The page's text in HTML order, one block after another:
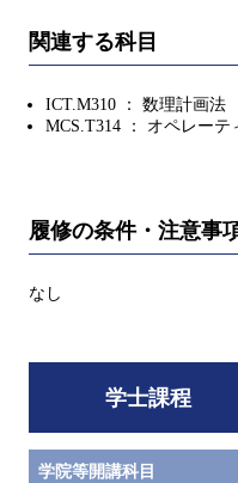
関連する科目
ICT.M310 ： 数理計画法
MCS.T314 ： オペレーテ
履修の条件・注意事
なし
学士課程
学院等開講科目